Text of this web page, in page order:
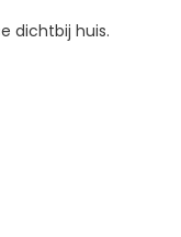
dichtbij huis.